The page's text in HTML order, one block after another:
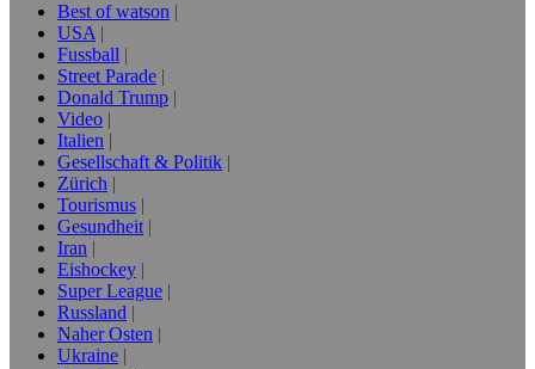
Best of watson
USA
Fussball
Street Parade
Donald Trump
Video
Italien
Gesellschaft & Politik
Zürich
Tourismus
Gesundheit
Iran
Eishockey
Super League
Russland
Naher Osten
Ukraine